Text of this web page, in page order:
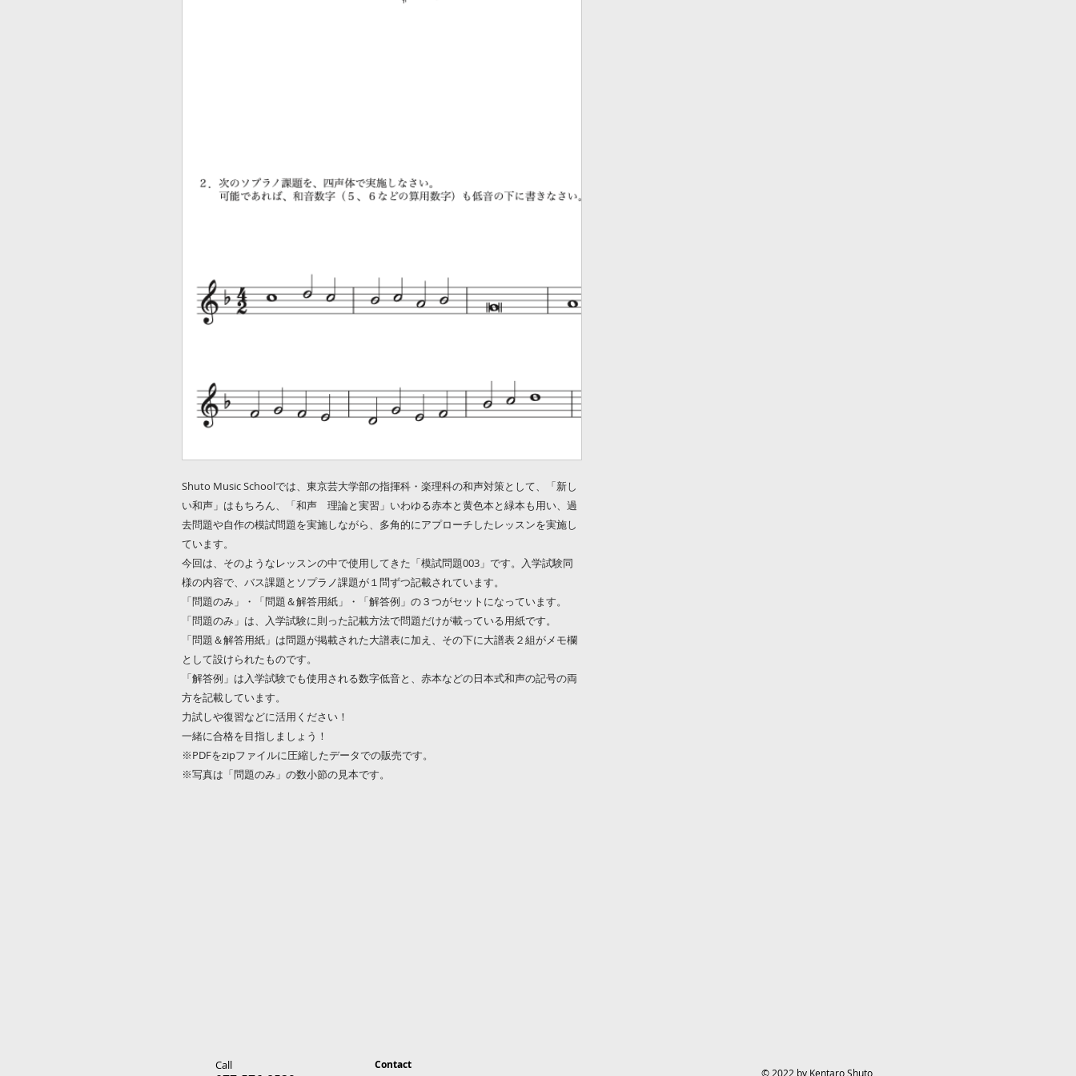
Shuto Music Schoolでは、東京芸大学部の指揮科・楽理科の和声対策として、「新し
い和声」はもちろん、「和声 理論と実習」いわゆる赤本と黄色本と緑本も用い、過
去問題や自作の模試問題を実施しながら、多角的にアプローチしたレッスンを実施し
ています。
今回は、そのようなレッスンの中で使用してきた「模試問題003」です。入学試験同
様の内容で、バス課題とソプラノ課題が１問ずつ記載されています。
「問題のみ」・「問題＆解答用紙」・「解答例」の３つがセットになっています。
「問題のみ」は、入学試験に則った記載方法で問題だけが載っている用紙です。
「問題＆解答用紙」は問題が掲載された大譜表に加え、その下に大譜表２組がメモ欄
として設けられたものです。
「解答例」は入学試験でも使用される数字低音と、赤本などの日本式和声の記号の両
方を記載しています。
力試しや復習などに活用ください！
一緒に合格を目指しましょう！
※PDFをzipファイルに圧縮したデータでの販売です。
※写真は「問題のみ」の数小節の見本です。
Call Contact
© 2022 by Kentaro Shuto